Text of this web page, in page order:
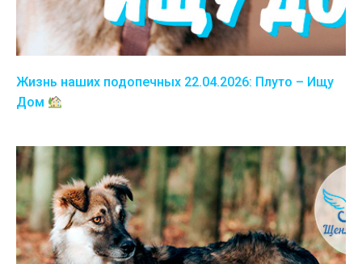
Жизнь наших подопечных 22.04.2026: Плуто – Ищу
Дом